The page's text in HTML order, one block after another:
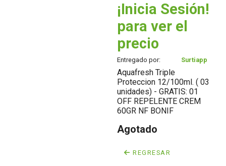
¡Inicia Sesión!
para ver el
precio
Entregado por: Surtiapp
Aquafresh Triple
Proteccion 12/100ml. ( 03
unidades) - GRATIS: 01
OFF REPELENTE CREM
60GR NF BONIF
Agotado
REGRESAR